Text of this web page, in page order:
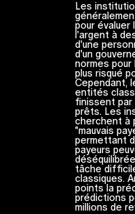
Les
pour évaluer
l'argent à
d'une
d'un
normes pour
plus risqué
Cependant,
entités
finissent par
prêts. Les
cherchent à
"mauvais
permettant
payeurs
tâche
classiques.
points la
prédictions
millions de